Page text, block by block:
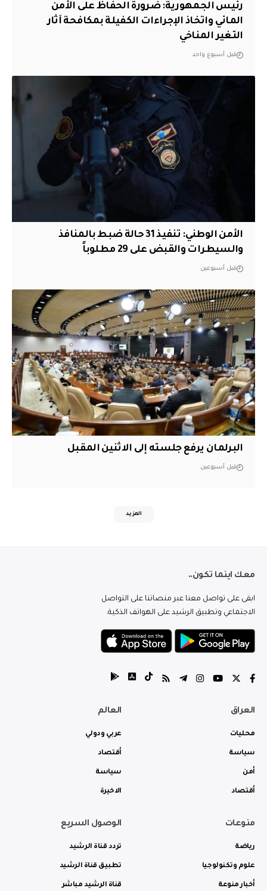
رئيس الجمهورية: ضرورة الحفاظ على الأمن
المائي واتخاذ الإجراءات الكفيلة بمكافحة آثار
التغير المناخي
قبل أسبوع واحد
الأمن الوطني: تنفيذ 31 حالة ضبط بالمنافذ
والسيطرات والقبض على 29 مطلوباً
قبل أسبوعين
البرلمان يرفع جلسته إلى الاثنين المقبل
قبل أسبوعين
المزيد
معك اينما تكون..
ابقى على تواصل معنا عبر منصاتنا على التواصل
الاجتماعي وتطبيق الرشيد على الهواتف الذكية.
العراق
محليات
سياسة
أمن
أقتصاد
العالم
عربي ودولي
أقتصاد
سياسة
الاخيرة
منوعات
رياضة
علوم وتكنولوجيا
أخبار منوعة
الوصول السريع
تردد قناة الرشيد
تطبيق قناة الرشيد
قناة الرشيد مباشر